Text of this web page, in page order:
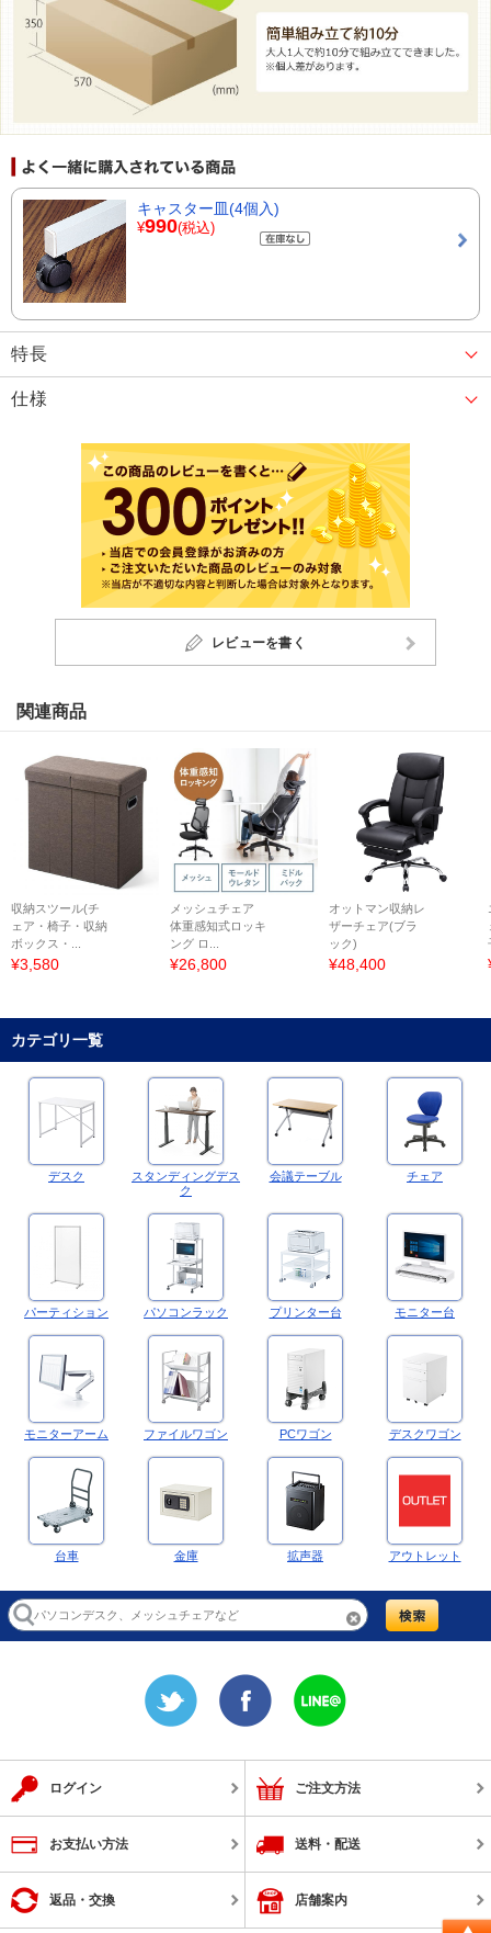
キャスター皿(4個入)
¥990(税込)
特長
仕様
レビューを書く
関連商品
収納スツール(チ
ェア・椅子・収納
ボックス・...
¥3,580
メッシュチェア
体重感知式ロッキ
ング ロ...
¥26,800
オットマン収納レ
ザーチェア(ブラ
ック)
¥48,400
カテゴリ一覧
デスク
スタンディングデス
ク
会議テーブル チェア
パーティション パソコンラック プリンター台 モニター台
モニターアーム ファイルワゴン PCワゴン デスクワゴン
台車 金庫 拡声器 アウトレット
ログイン ご注文方法
お支払い方法 送料・配送
返品・交換 店舗案内